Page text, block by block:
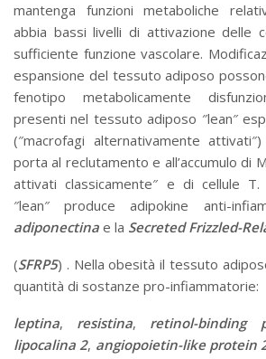
mantenga funzioni metaboliche
abbia bassi livelli di attivazione delle
sufficiente funzione vascolare.
espansione del tessuto adiposo
fenotipo metabolicamente
presenti nel tessuto adiposo ″lean″
(″macrofagi alternativamente
porta al reclutamento e all’accumulo di
attivati classicamente″ e di cellule
″lean″ produce adipokine anti-
adiponectina e la Secreted Frizzled-
(SFRP5) . Nella obesità il tessuto
quantità di sostanze pro-infiammatorie:
leptina, resistina, retinol-binding
lipocalina 2, angiopoietin-like protein